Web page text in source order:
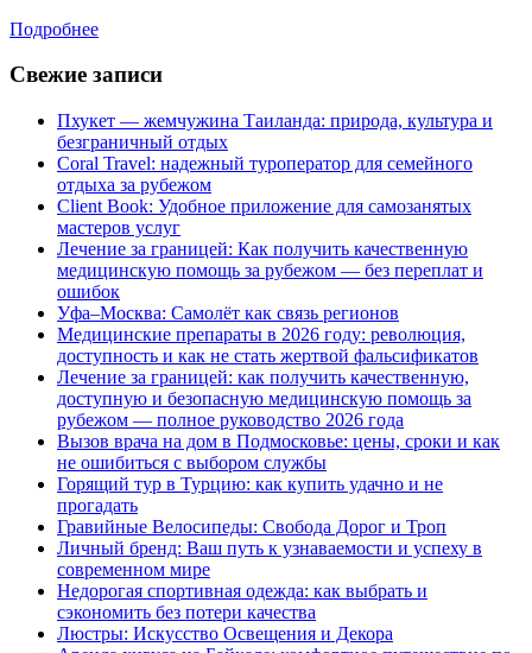
ПодробнееПодробнее
Свежие записи
Пхукет — жемчужина Таиланда: природа, культура и
безграничный отдых
Coral Travel: надежный туроператор для семейного
отдыха за рубежом
Client Book: Удобное приложение для самозанятых
мастеров услуг
Лечение за границей: Как получить качественную
медицинскую помощь за рубежом — без переплат и
ошибок
Уфа–Москва: Самолёт как связь регионов
Медицинские препараты в 2026 году: революция,
доступность и как не стать жертвой фальсификатов
Лечение за границей: как получить качественную,
доступную и безопасную медицинскую помощь за
рубежом — полное руководство 2026 года
Вызов врача на дом в Подмосковье: цены, сроки и как
не ошибиться с выбором службы
Горящий тур в Турцию: как купить удачно и не
прогадать
Гравийные Велосипеды: Свобода Дорог и Троп
Личный бренд: Ваш путь к узнаваемости и успеху в
современном мире
Недорогая спортивная одежда: как выбрать и
сэкономить без потери качества
Люстры: Искусство Освещения и Декора